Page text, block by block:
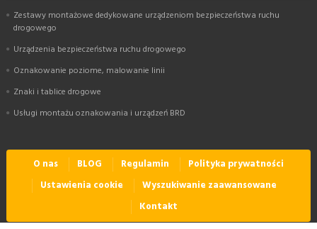
Zestawy montażowe dedykowane urządzeniom bezpieczeństwa ruchu
drogowego
Urządzenia bezpieczeństwa ruchu drogowego
Oznakowanie poziome, malowanie linii
Znaki i tablice drogowe
Usługi montażu oznakowania i urządzeń BRD
O nas BLOG Regulamin
Polityka prywatności
Ustawienia cookie
Wyszukiwanie zaawansowane
Kontakt